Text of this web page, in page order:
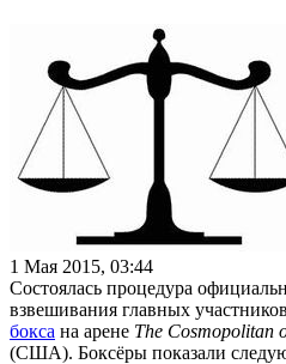
1 Мая 2015, 03:44
Состоялась процедура
взвешивания главных участников
бокса на арене The Cosmopolitan
(США). Боксёры показали